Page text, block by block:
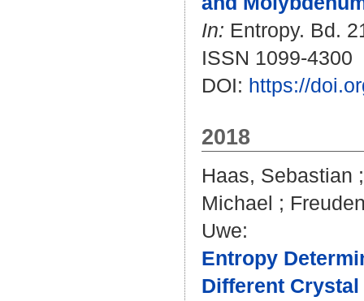
In: Entropy. Bd.
ISSN 1099-4300
DOI: https://
2018
Haas, Sebastian
Michael ;
Uwe:
Entropy
Different